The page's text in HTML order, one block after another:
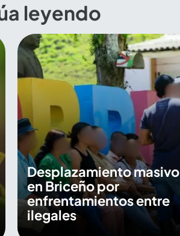
leyendo
Desplazamiento masivo
en Briceño por
enfrentamientos entre
ilegales